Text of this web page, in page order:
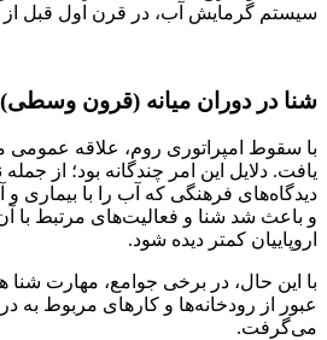
سیستم گرمایش آب، در قرن اول قبل از
شنا در دوران میانه (قرون وسطی)
با سقوط امپراتوری روم، علاقه عمومی
یافت. دلایل این امر چندگانه بود؛ از
دیدگاه‌های فرهنگی که آب را با بیماری
و باعث شد شنا و فعالیت‌های مرتبط با
اروپاییان کمتر دیده شود.
با این حال، در برخی جوامع، مهارت شنا
عبور از رودخانه‌ها و کارهای مربوط به
می‌گرفت.